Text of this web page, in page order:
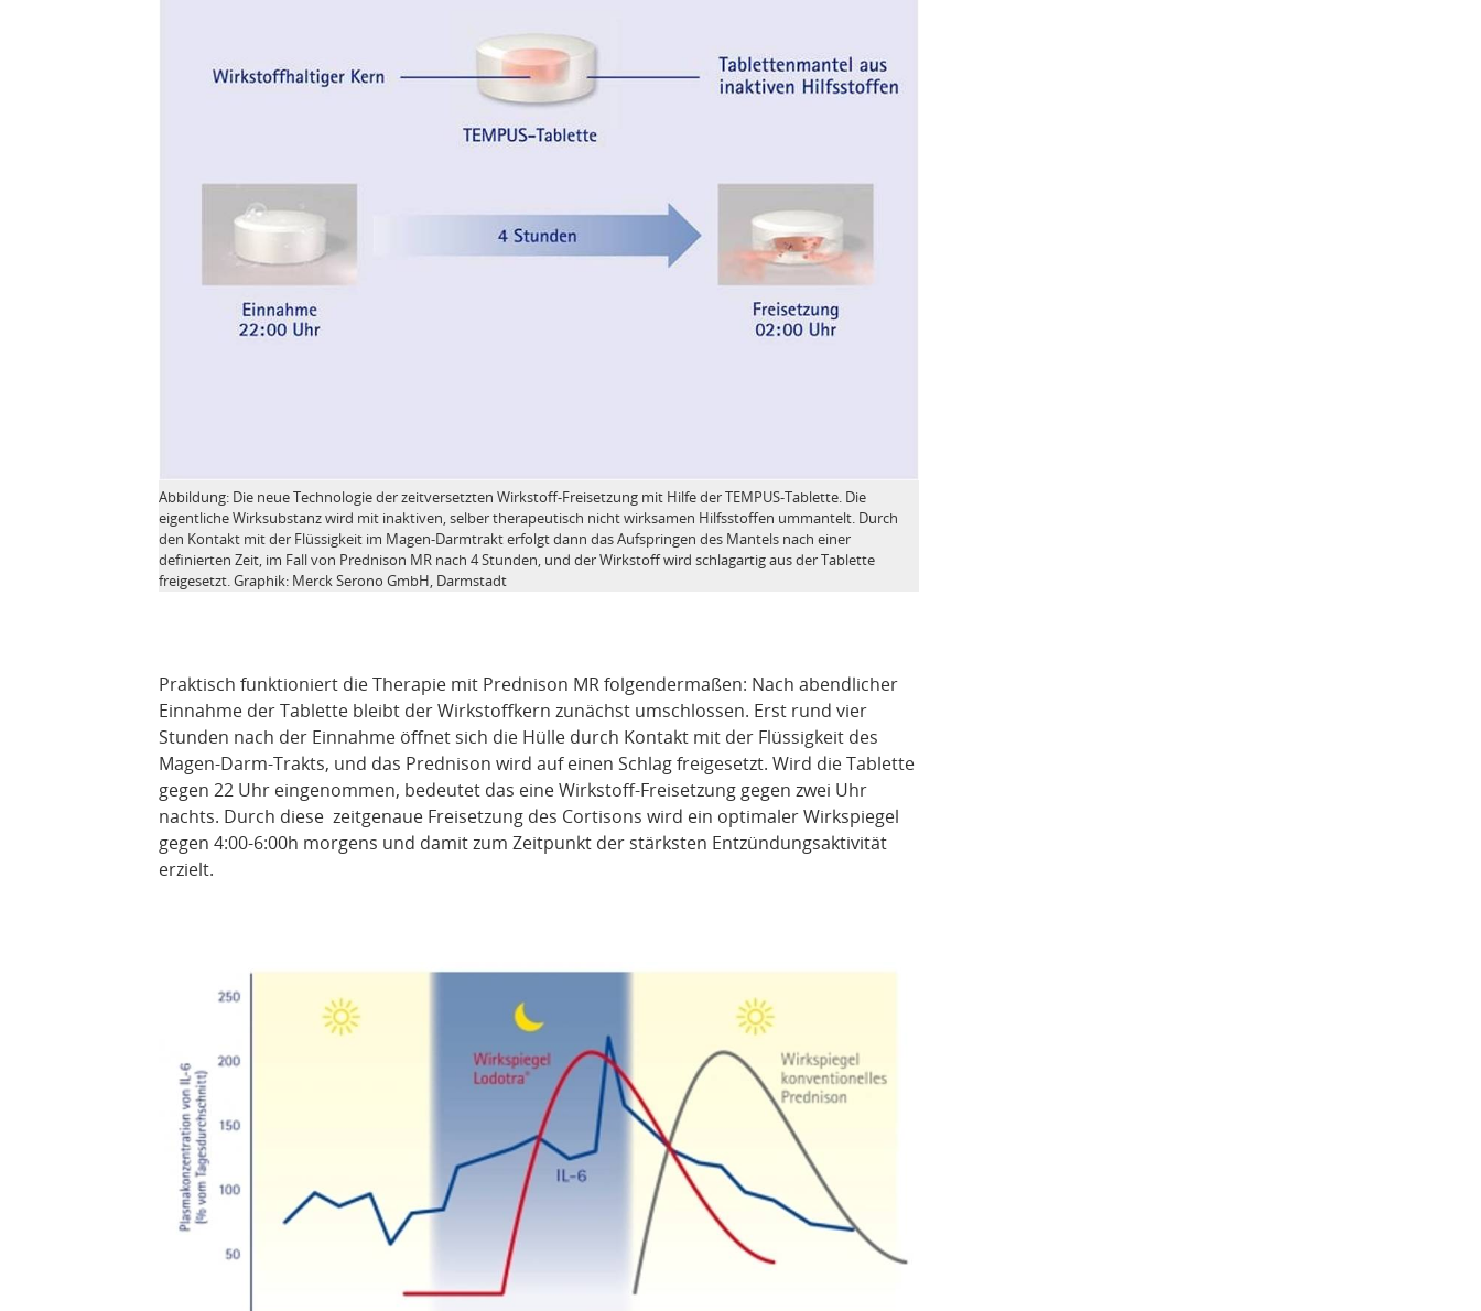
Abbildung: Die neue Technologie der zeitversetzten Wirkstoff-Freisetzung mit Hilfe der TEMPUS-Tablette. Die
eigentliche Wirksubstanz wird mit inaktiven, selber therapeutisch nicht wirksamen Hilfsstoffen ummantelt. Durch
den Kontakt mit der Flüssigkeit im Magen-Darmtrakt erfolgt dann das Aufspringen des Mantels nach einer
definierten Zeit, im Fall von Prednison MR nach 4 Stunden, und der Wirkstoff wird schlagartig aus der Tablette
freigesetzt. Graphik: Merck Serono GmbH, Darmstadt
Praktisch funktioniert die Therapie mit Prednison MR folgendermaßen: Nach abendlicher
Einnahme der Tablette bleibt der Wirkstoffkern zunächst umschlossen. Erst rund vier
Stunden nach der Einnahme öffnet sich die Hülle durch Kontakt mit der Flüssigkeit des
Magen-Darm-Trakts, und das Prednison wird auf einen Schlag freigesetzt. Wird die Tablette
gegen 22 Uhr eingenommen, bedeutet das eine Wirkstoff-Freisetzung gegen zwei Uhr
nachts. Durch diese zeitgenaue Freisetzung des Cortisons wird ein optimaler Wirkspiegel
gegen 4:00-6:00h morgens und damit zum Zeitpunkt der stärksten Entzündungsaktivität
erzielt.